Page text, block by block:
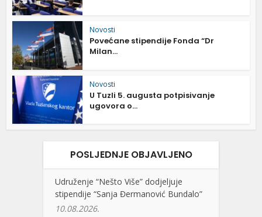
Novosti
Povećane stipendije Fonda “Dr
Milan...
Novosti
U Tuzli 5. augusta potpisivanje
ugovora o...
POSLJEDNJE OBJAVLJENO
Udruženje “Nešto Više” dodjeljuje
stipendije “Sanja Đermanović Bundalo”
10.08.2026.